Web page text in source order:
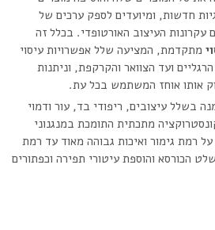
חדשות, ומיועדים לספק ערכים של
עקרונות העיצוב האורטופדי. בכלל זה
מתקדמת, המציעה שלל אפשרויות עיסוי
ועד הצוואר והקרקפת, וניתנות
אותו אוחז המשתמש בכל עת.
בשלל עיצובים, ריפודי בד, עור ודמוי
מתכתית התומכת במנגנוני
רמת גימור ואיכות גבוהה מאוד עד רמת
הכורסא והוספת עיטורי תפירה וכפתורים